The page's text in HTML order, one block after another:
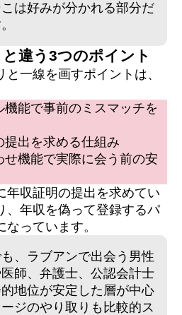
は好みが分かれる部分だ
違う3つのポイント
一線を画すポイントは、
能で事前のミスマッチを
提出を求める仕組み
せ機能で実際に会う前の安
年収証明の提出を求めてい
、年収を偽って登録するパ
っています。
、ラブアンで出会う男性
師、弁護士、公認会計士
地位が安定した層が中心
ジのやり取りも比較的ス